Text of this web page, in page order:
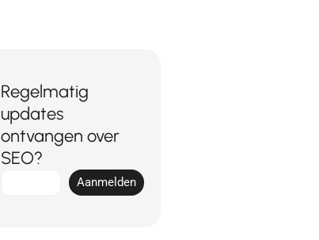
Regelmatig
updates
ontvangen over
SEO?
Aanmelden